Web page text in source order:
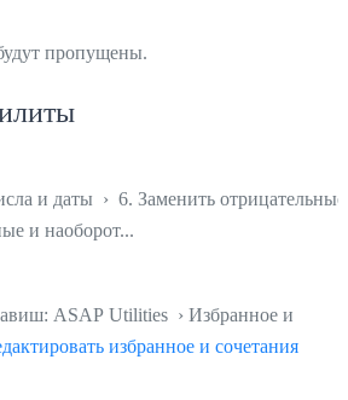
пропущены.
и даты › 6. Заменить отрицательные
и наоборот...
ASAP Utilities › Избранное и
избранное и сочетания